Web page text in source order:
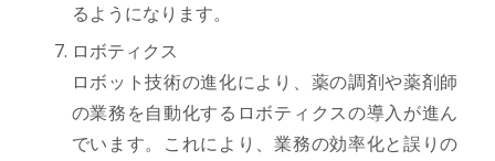
るようになります。
ロボティクス
ロボット技術の進化により、薬の調剤や薬剤師
の業務を自動化するロボティクスの導入が進ん
でいます。これにより、業務の効率化と誤りの